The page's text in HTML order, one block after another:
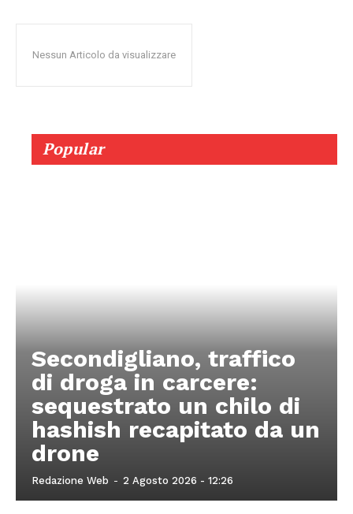
Nessun Articolo da visualizzare
Popular
Secondigliano, traffico
di droga in carcere:
sequestrato un chilo di
hashish recapitato da un
drone
Redazione Web - 2 Agosto 2026 - 12:26